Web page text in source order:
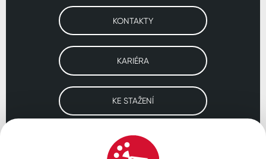
KONTAKTY
KARIÉRA
KE STAŽENÍ
Navštivte naše pobočky